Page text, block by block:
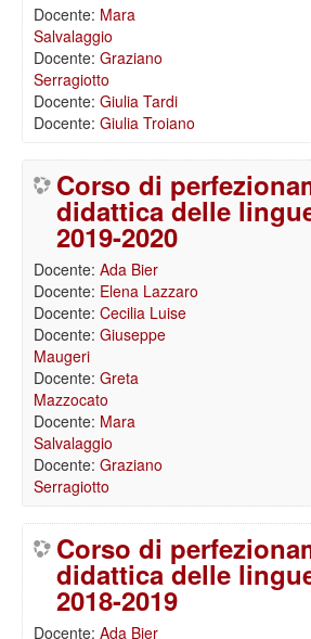
Docente: Mara
Salvalaggio
Docente: Graziano
Serragiotto
Docente: Giulia Tardi
Docente: Giulia Troiano
Corso di
didattica delle
2019-2020
Docente: Ada Bier
Docente: Elena Lazzaro
Docente: Cecilia Luise
Docente: Giuseppe
Maugeri
Docente: Greta
Mazzocato
Docente: Mara
Salvalaggio
Docente: Graziano
Serragiotto
Corso di
didattica delle
2018-2019
Docente: Ada Bier